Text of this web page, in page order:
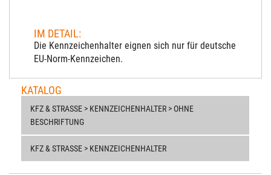
IM DETAIL:
Die Kennzeichenhalter eignen sich nur für deutsche
EU-Norm-Kennzeichen.
KATALOG
KFZ & STRASSE > KENNZEICHENHALTER > OHNE B
ESCHRIFTUNG
KFZ & STRASSE > KENNZEICHENHALTER